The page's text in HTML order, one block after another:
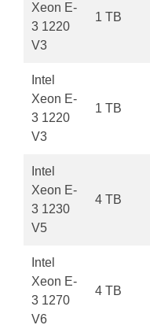
Xeon E-
3 1220
V3
1 TB
Intel
Xeon E-
3 1220
V3
1 TB
Intel
Xeon E-
3 1230
V5
4 TB
Intel
Xeon E-
3 1270
V6
4 TB